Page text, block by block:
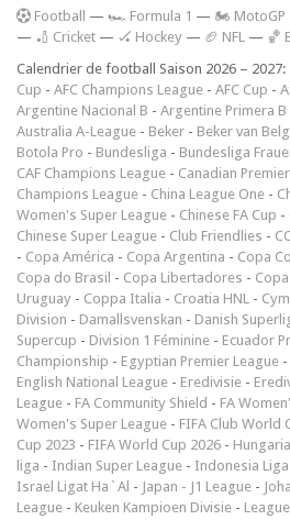
Football — 🏎️ Formula 1 — 🏍 MotoGP
— 🏏 Cricket — 🏑 Hockey — 🏈 NFL — 🏀
Calendrier de football Saison 2026 – 2027:
Cup - AFC Champions League - AFC Cup -
Argentine Nacional B - Argentine Primera B
Australia A-League - Beker - Beker van
Botola Pro - Bundesliga - Bundesliga
CAF Champions League - Canadian
Champions League - China League One -
Women's Super League - Chinese FA Cup -
Chinese Super League - Club Friendlies -
- Copa América - Copa Argentina - Copa
Copa do Brasil - Copa Libertadores -
Uruguay - Coppa Italia - Croatia HNL -
Division - Damallsvenskan - Danish
Supercup - Division 1 Féminine - Ecuador
Championship - Egyptian Premier League -
English National League - Eredivisie -
League - FA Community Shield - FA
Women's Super League - FIFA Club World
Cup 2023 - FIFA World Cup 2026 -
liga - Indian Super League - Indonesia Liga
Israel Ligat Ha`Al - Japan - J1 League -
League - Keuken Kampioen Divisie -